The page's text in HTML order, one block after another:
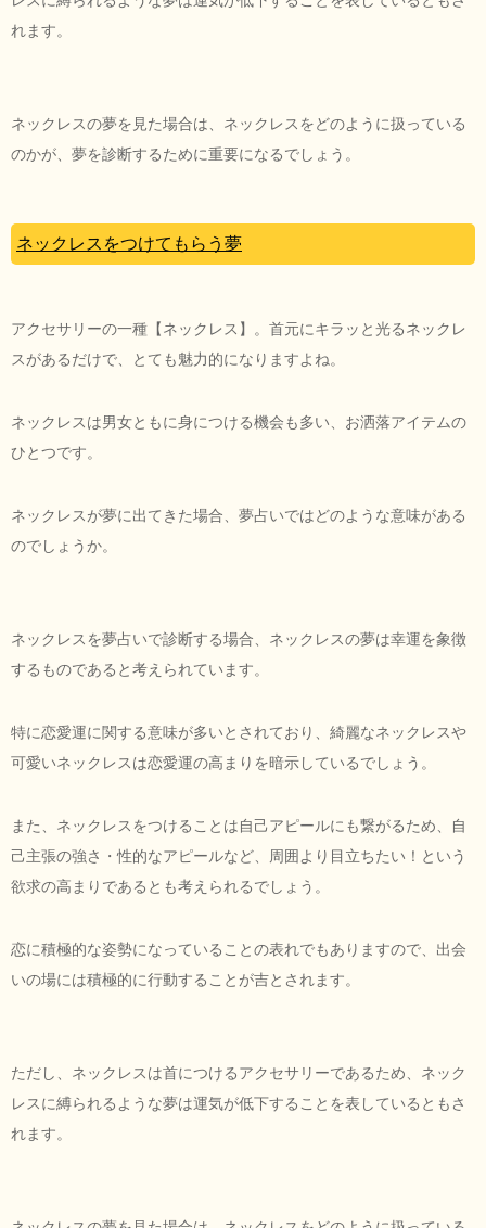
れます。
ネックレスの夢を見た場合は、ネックレスをどのように扱っている
のかが、夢を診断するために重要になるでしょう。
ネックレスをつけてもらう夢
アクセサリーの一種【ネックレス】。首元にキラッと光るネックレ
スがあるだけで、とても魅力的になりますよね。
ネックレスは男女ともに身につける機会も多い、お洒落アイテムの
ひとつです。
ネックレスが夢に出てきた場合、夢占いではどのような意味がある
のでしょうか。
ネックレスを夢占いで診断する場合、ネックレスの夢は幸運を象徴
するものであると考えられています。
特に恋愛運に関する意味が多いとされており、綺麗なネックレスや
可愛いネックレスは恋愛運の高まりを暗示しているでしょう。
また、ネックレスをつけることは自己アピールにも繋がるため、自
己主張の強さ・性的なアピールなど、周囲より目立ちたい！という
欲求の高まりであるとも考えられるでしょう。
恋に積極的な姿勢になっていることの表れでもありますので、出会
いの場には積極的に行動することが吉とされます。
ただし、ネックレスは首につけるアクセサリーであるため、ネック
レスに縛られるような夢は運気が低下することを表しているともさ
れます。